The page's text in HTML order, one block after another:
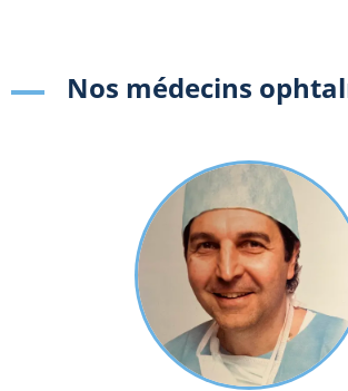
Nos médecins